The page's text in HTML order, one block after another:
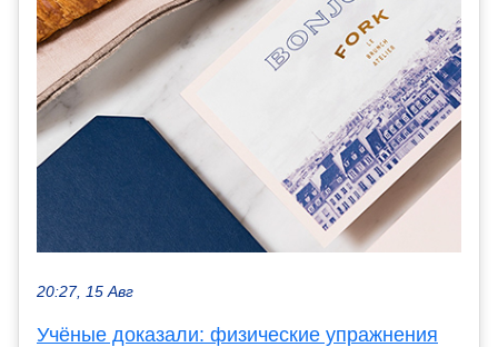
20:27, 15 Авг
Учёные доказали: физические упражнения